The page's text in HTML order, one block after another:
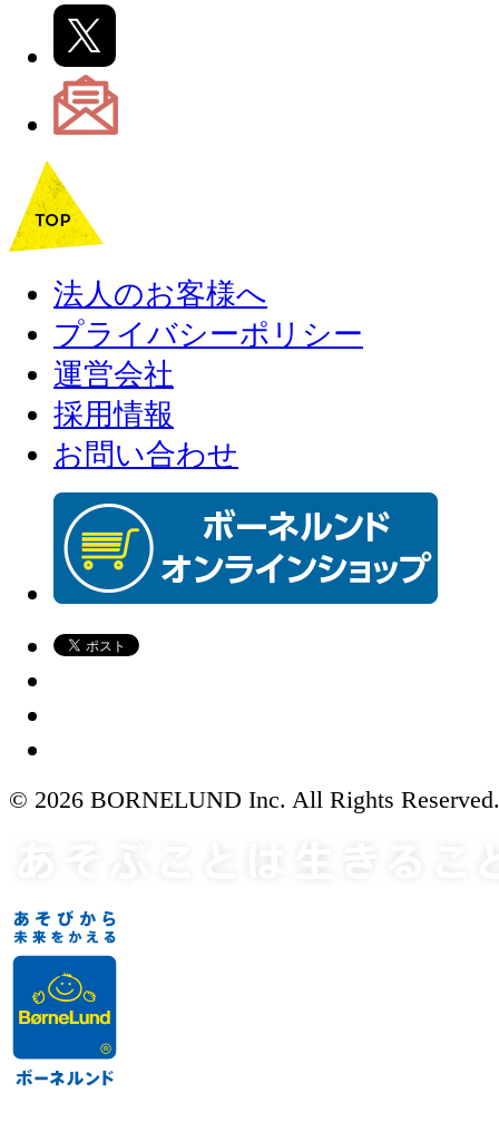
法人のお客様へ
プライバシーポリシー
運営会社
採用情報
お問い合わせ
© 2026 BORNELUND Inc. All Rights Reserved.